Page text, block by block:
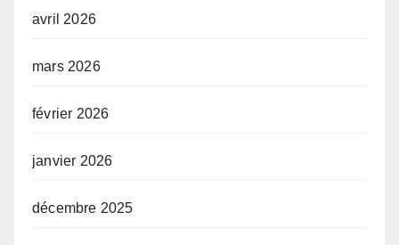
avril 2026
mars 2026
février 2026
janvier 2026
décembre 2025